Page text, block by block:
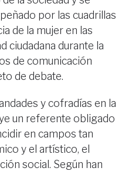
por las cuadrillas
de la mujer en las
ciudadana durante la
de comunicación
de debate.
y cofradías en la
un referente obligado
en campos tan
y el artístico, el
social. Según han